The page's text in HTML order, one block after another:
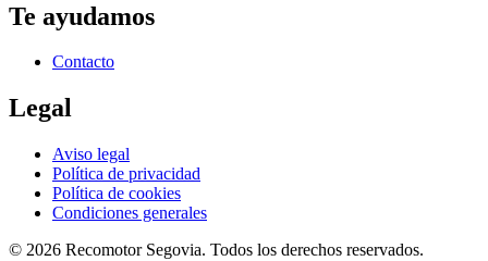
Te ayudamos
Contacto
Legal
Aviso legal
Política de privacidad
Política de cookies
Condiciones generales
© 2026 Recomotor Segovia. Todos los derechos reservados.